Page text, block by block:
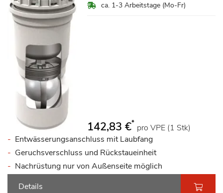
ca. 1-3 Arbeitstage (Mo-Fr)
142,83 €* pro VPE (1 Stk)
Entwässerungsanschluss mit Laubfang
Geruchsverschluss und Rückstaueinheit
Nachrüstung nur von Außenseite möglich
Details